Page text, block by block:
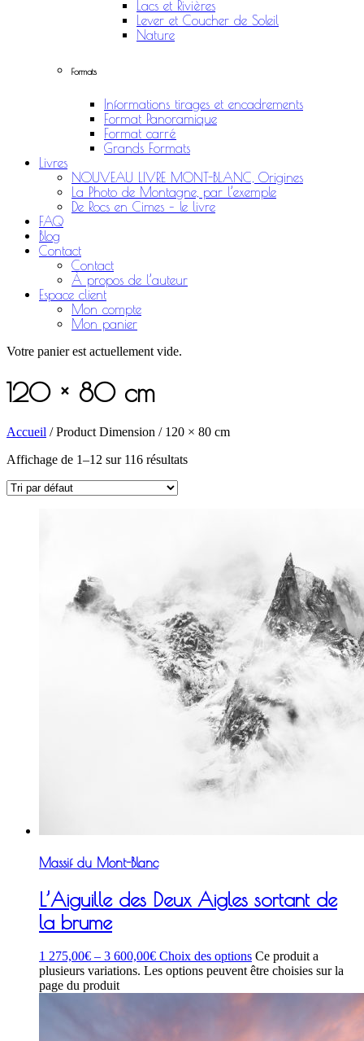
Lacs et Rivières
Lever et Coucher de Soleil
Nature
Formats
Informations tirages et encadrements
Format Panoramique
Format carré
Grands Formats
Livres
NOUVEAU LIVRE MONT-BLANC, Origines
La Photo de Montagne, par l’exemple
De Rocs en Cimes – le livre
FAQ
Blog
Contact
Contact
À propos de l’auteur
Espace client
Mon compte
Mon panier
Votre panier est actuellement vide.
120 × 80 cm
Accueil / Product Dimension / 120 × 80 cm
Affichage de 1–12 sur 116 résultats
Massif du Mont-Blanc
L’Aiguille des Deux Aigles sortant de
la brume
1 275,00€ – 3 600,00€ Choix des options Ce produit a
plusieurs variations. Les options peuvent être choisies sur la
page du produit